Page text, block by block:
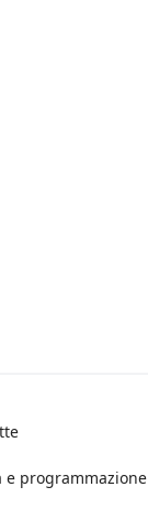
programmazione